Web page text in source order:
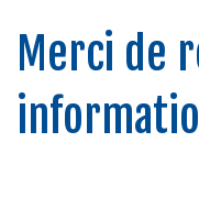
Merci de